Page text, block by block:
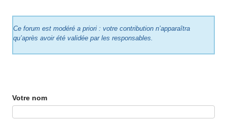
Ce forum est modéré a priori : votre contribution n’apparaîtra
qu’après avoir été validée par les responsables.
Votre nom